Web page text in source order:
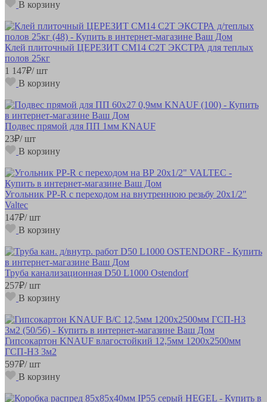
В корзину
Клей плиточный ЦЕРЕЗИТ СМ14 C2T ЭКСТРА для теплых
полов 25кг
1 147₽/ шт
В корзину
Подвес прямой для ПП 1мм KNAUF
23₽/ шт
В корзину
Угольник РР-R с переходом на внутреннюю резьбу 20х1/2"
Valteс
147₽/ шт
В корзину
Труба канализационная D50 L1000 Ostendorf
257₽/ шт
В корзину
Гипсокартон KNAUF влагостойкий 12,5мм 1200х2500мм
ГСП-Н3 3м2
597₽/ шт
В корзину